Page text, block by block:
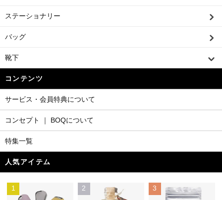
ステーショナリー
バッグ
靴下
コンテンツ
サービス・会員特典について
コンセプト ｜ BOQについて
特集一覧
人気アイテム
1 2 3